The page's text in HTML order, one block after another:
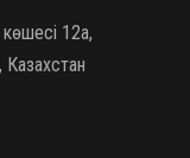
12а,